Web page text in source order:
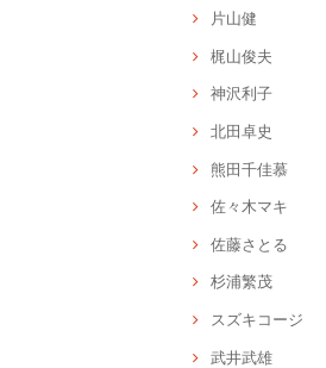
片山健
梶山俊夫
神沢利子
北田卓史
熊田千佳慕
佐々木マキ
佐藤さとる
杉浦繁茂
スズキコージ
武井武雄